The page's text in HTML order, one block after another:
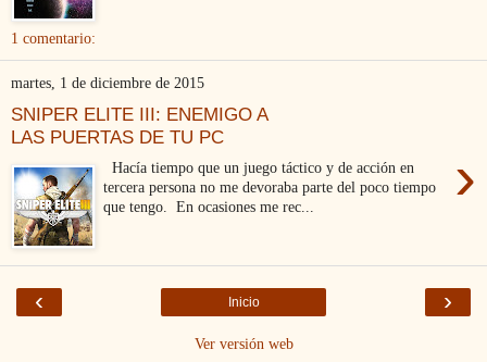
1 comentario:
martes, 1 de diciembre de 2015
SNIPER ELITE III: ENEMIGO A
LAS PUERTAS DE TU PC
›
Hacía tiempo que un juego táctico y de acción en
tercera persona no me devoraba parte del poco tiempo
que tengo. En ocasiones me rec...
‹ ›
Inicio
Ver versión web